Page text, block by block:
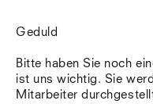
Geduld
Bitte haben Sie noch
ist uns wichtig. Sie
Mitarbeiter